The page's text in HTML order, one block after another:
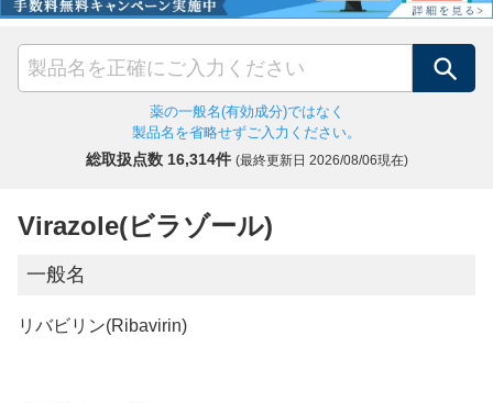
検索
薬の一般名(有効成分)ではなく
製品名を省略せずご入力ください。
総取扱点数 16,314件 (最終更新日 2026/08/06現在)
Virazole(ビラゾール)
一般名
リバビリン(Ribavirin)